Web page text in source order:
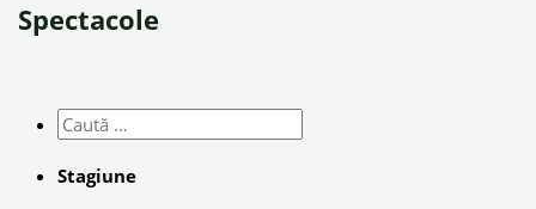
Spectacole
Stagiune